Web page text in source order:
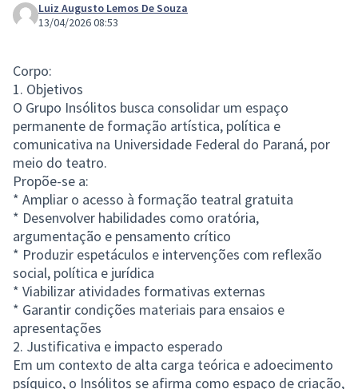
Luiz Augusto Lemos De Souza
13/04/2026 08:53
Corpo:
1. Objetivos
O Grupo Insólitos busca consolidar um espaço
permanente de formação artística, política e
comunicativa na Universidade Federal do Paraná, por
meio do teatro.
Propõe-se a:
* Ampliar o acesso à formação teatral gratuita
* Desenvolver habilidades como oratória,
argumentação e pensamento crítico
* Produzir espetáculos e intervenções com reflexão
social, política e jurídica
* Viabilizar atividades formativas externas
* Garantir condições materiais para ensaios e
apresentações
2. Justificativa e impacto esperado
Em um contexto de alta carga teórica e adoecimento
psíquico, o Insólitos se afirma como espaço de criação,